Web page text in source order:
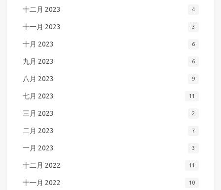
十二月 2023 4
十一月 2023 3
十月 2023 6
九月 2023 6
八月 2023 9
七月 2023 11
三月 2023 2
二月 2023 7
一月 2023 3
十二月 2022 11
十一月 2022 10